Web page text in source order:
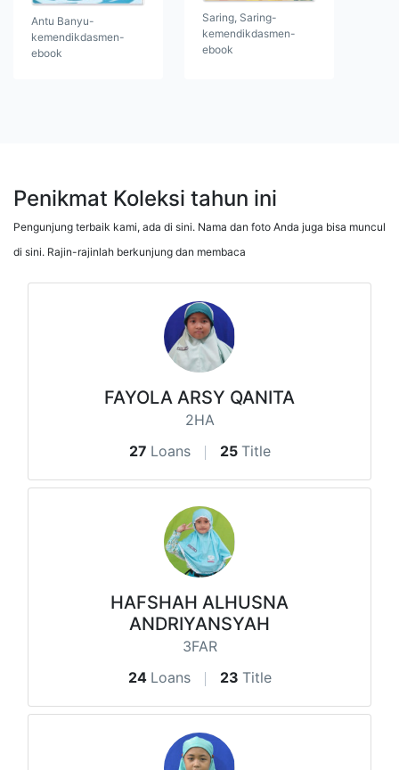
Antu Banyu-
kemendikdasmen-
ebook
Saring, Saring-
kemendikdasmen-
ebook
Penikmat Koleksi tahun ini
Pengunjung terbaik kami, ada di sini. Nama dan foto Anda juga bisa muncul
di sini. Rajin-rajinlah berkunjung dan membaca
FAYOLA ARSY QANITA
2HA
27 Loans 25 Title
HAFSHAH ALHUSNA
ANDRIYANSYAH
3FAR
24 Loans 23 Title